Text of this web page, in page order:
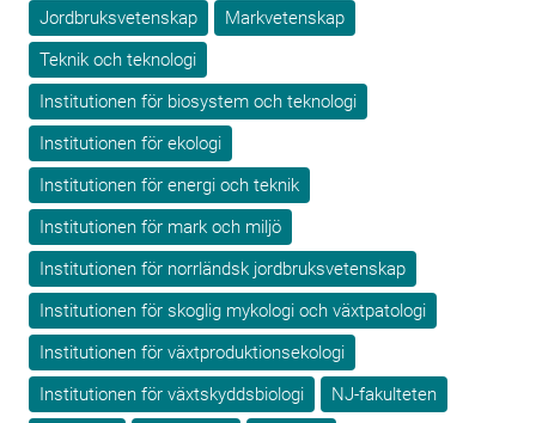
Jordbruksvetenskap
Markvetenskap
Teknik och teknologi
Institutionen för biosystem och teknologi
Institutionen för ekologi
Institutionen för energi och teknik
Institutionen för mark och miljö
Institutionen för norrländsk jordbruksvetenskap
Institutionen för skoglig mykologi och växtpatologi
Institutionen för växtproduktionsekologi
Institutionen för växtskyddsbiologi
NJ-fakulteten